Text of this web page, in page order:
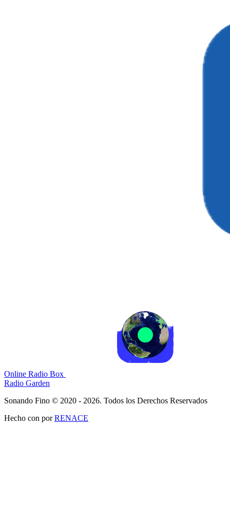
Online Radio Box
Radio Garden
Sonando Fino © 2020 - 2026. Todos los Derechos Reservados
Hecho con porRENACE